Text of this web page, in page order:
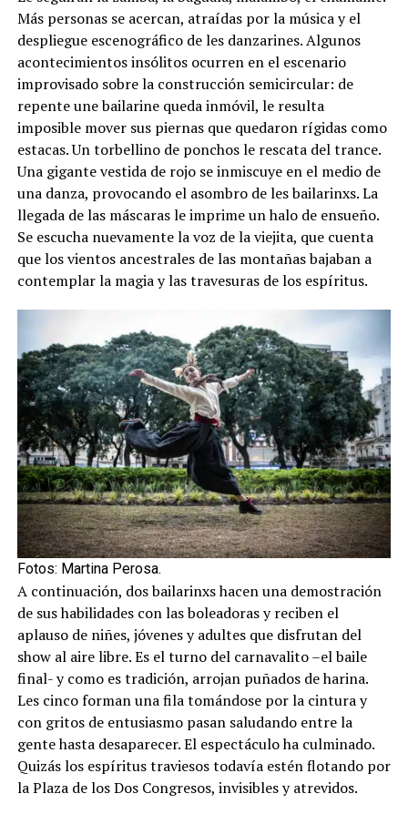
Más personas se acercan, atraídas por la música y el
despliegue escenográfico de les danzarines. Algunos
acontecimientos insólitos ocurren en el escenario
improvisado sobre la construcción semicircular: de
repente une bailarine queda inmóvil, le resulta
imposible mover sus piernas que quedaron rígidas como
estacas. Un torbellino de ponchos le rescata del trance.
Una gigante vestida de rojo se inmiscuye en el medio de
una danza, provocando el asombro de les bailarinxs. La
llegada de las máscaras le imprime un halo de ensueño.
Se escucha nuevamente la voz de la viejita, que cuenta
que los vientos ancestrales de las montañas bajaban a
contemplar la magia y las travesuras de los espíritus.
Fotos: Martina Perosa.
A continuación, dos bailarinxs hacen una demostración
de sus habilidades con las boleadoras y reciben el
aplauso de niñes, jóvenes y adultes que disfrutan del
show al aire libre. Es el turno del carnavalito –el baile
final- y como es tradición, arrojan puñados de harina.
Les cinco forman una fila tomándose por la cintura y
con gritos de entusiasmo pasan saludando entre la
gente hasta desaparecer. El espectáculo ha culminado.
Quizás los espíritus traviesos todavía estén flotando por
la Plaza de los Dos Congresos, invisibles y atrevidos.